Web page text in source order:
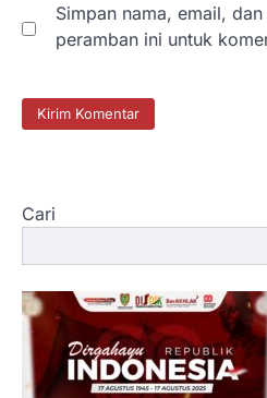
Simpan nama, email,
peramban ini untuk
Cari